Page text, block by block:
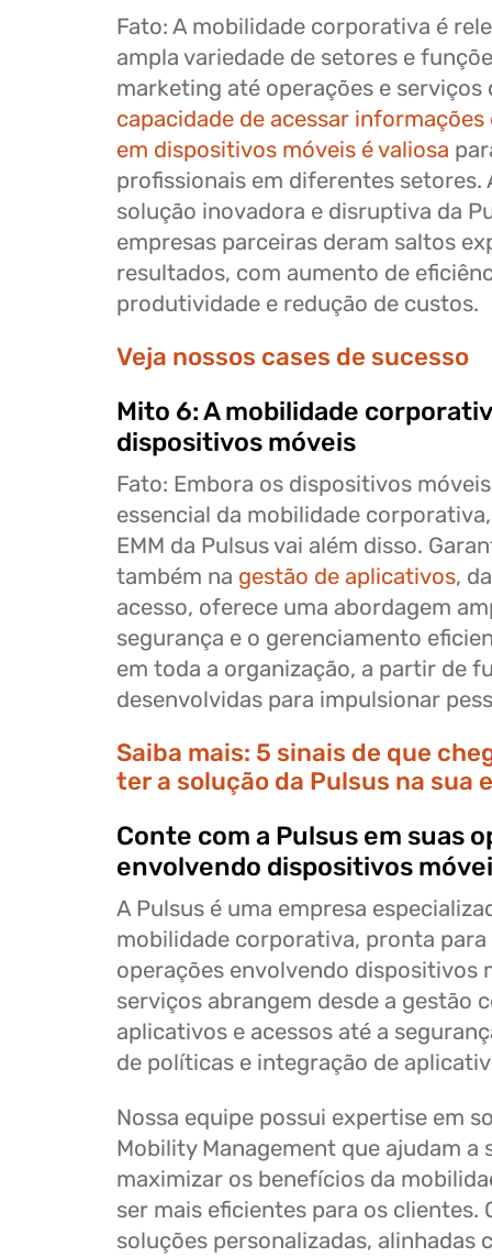
Fato: A mobilidade corporativa é
ampla variedade de setores e
marketing até operações e serviços
capacidade de acessar
em dispositivos móveis é valiosa
profissionais em diferentes setores.
solução inovadora e disruptiva da
empresas parceiras deram saltos
resultados, com aumento de
produtividade e redução de custos.
Veja nossos cases de sucesso
Mito 6: A mobilidade
dispositivos móveis
Fato: Embora os dispositivos
essencial da mobilidade
EMM da Pulsus vai além disso.
também na gestão de aplicativos,
acesso, oferece uma abordagem
segurança e o gerenciamento
em toda a organização, a partir de
desenvolvidas para impulsionar
Saiba mais: 5 sinais de que
ter a solução da Pulsus na sua
Conte com a Pulsus em suas
envolvendo dispositivos
A Pulsus é uma empresa
mobilidade corporativa, pronta para
operações envolvendo dispositivos
serviços abrangem desde a gestão
aplicativos e acessos até a
de políticas e integração de
Nossa equipe possui expertise em
Mobility Management que ajudam a
maximizar os benefícios da
ser mais eficientes para os clientes.
soluções personalizadas, alinhadas